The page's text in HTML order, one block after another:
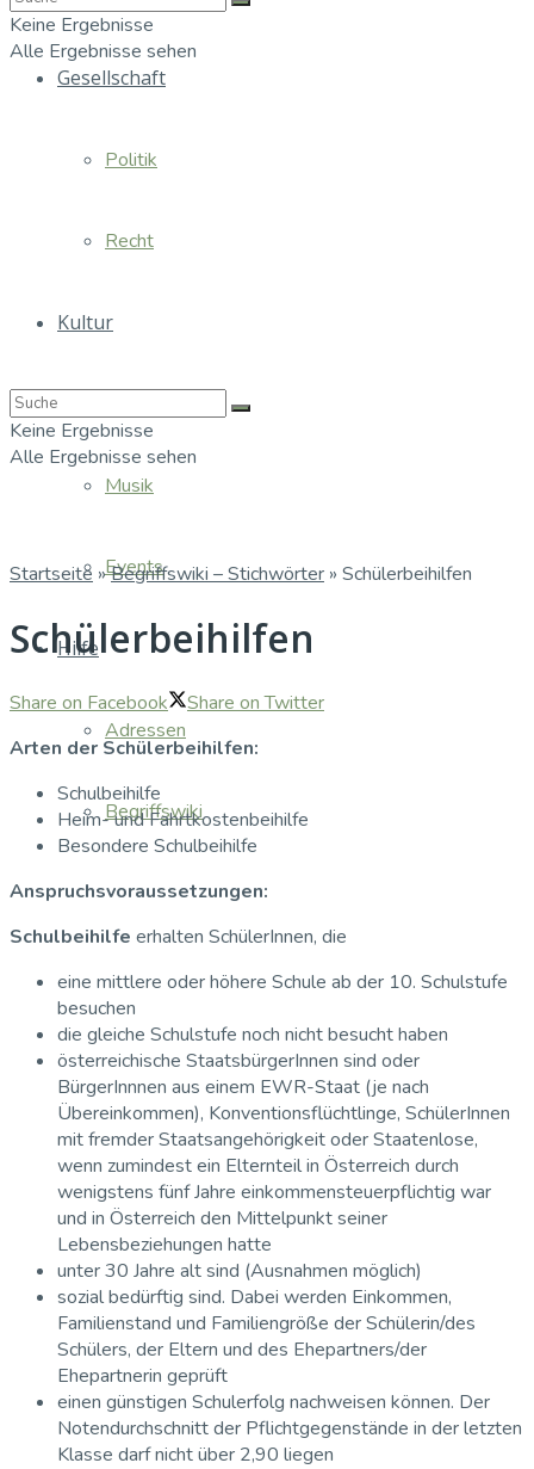
Gesellschaft
Politik
Recht
Kultur
Musik
Events
Hilfe
Adressen
Begriffswiki
Keine Ergebnisse
Alle Ergebnisse sehen
Keine Ergebnisse
Alle Ergebnisse sehen
Startseite »Begriffswiki – Stichwörter » Schülerbeihilfen
Schülerbeihilfen
Share on Facebook
Share on Twitter
Arten der Schülerbeihilfen:
Schulbeihilfe
Heim- und Fahrtkostenbeihilfe
Besondere Schulbeihilfe
Anspruchsvoraussetzungen:
Schulbeihilfe erhalten SchülerInnen, die
eine mittlere oder höhere Schule ab der 10. Schulstufe
besuchen
die gleiche Schulstufe noch nicht besucht haben
österreichische StaatsbürgerInnen sind oder
BürgerInnnen aus einem EWR-Staat (je nach
Übereinkommen), Konventionsflüchtlinge, SchülerInnen
mit fremder Staatsangehörigkeit oder Staatenlose,
wenn zumindest ein Elternteil in Österreich durch
wenigstens fünf Jahre einkommensteuerpflichtig war
und in Österreich den Mittelpunkt seiner
Lebensbeziehungen hatte
unter 30 Jahre alt sind (Ausnahmen möglich)
sozial bedürftig sind. Dabei werden Einkommen,
Familienstand und Familiengröße der Schülerin/des
Schülers, der Eltern und des Ehepartners/der
Ehepartnerin geprüft
einen günstigen Schulerfolg nachweisen können. Der
Notendurchschnitt der Pflichtgegenstände in der letzten
Klasse darf nicht über 2,90 liegen